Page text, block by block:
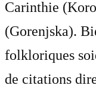
Carinthie
(Gorenjska).
folkloriques
de citations